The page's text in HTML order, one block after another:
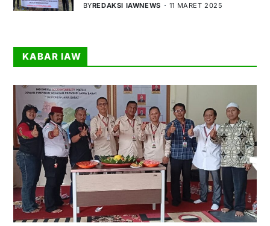
BYREDAKSI IAWNEWS 11 MARET 2025
KABAR IAW